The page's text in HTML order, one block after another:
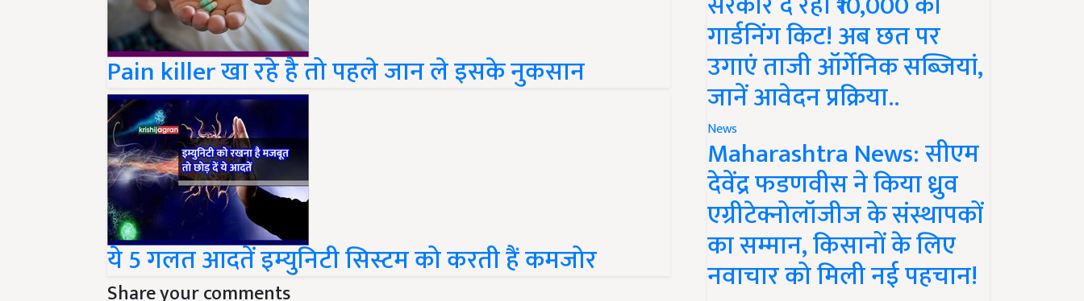
Pain killer खा रहे है तो पहले जान ले इसके नुकसान
ये 5 गलत आदतें इम्युनिटी सिस्टम को करती हैं कमजोर
Share your comments
गार्डनिंग किट! अब छत पर
उगाएं ताजी ऑर्गेनिक सब्जियां,
जानें आवेदन प्रक्रिया..
News
Maharashtra News: सीएम
देवेंद्र फडणवीस ने किया ध्रुव
एग्रीटेक्नोलॉजीज के संस्थापकों
का सम्मान, किसानों के लिए
नवाचार को मिली नई पहचान!